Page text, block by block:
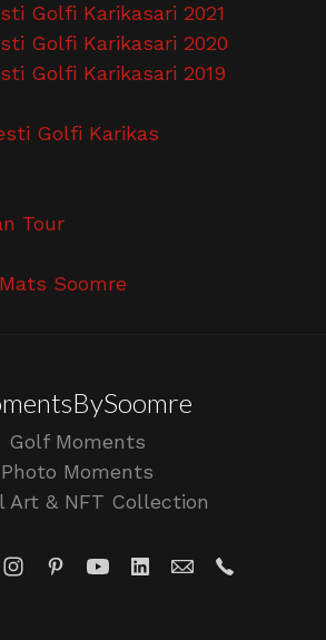
Golfi Karikasari 2021
Golfi Karikasari 2020
Golfi Karikasari 2019
Golfi Karikas
Tour
Mats Soomre
Golf Moments
Photo Moments
Art & NFT Collection